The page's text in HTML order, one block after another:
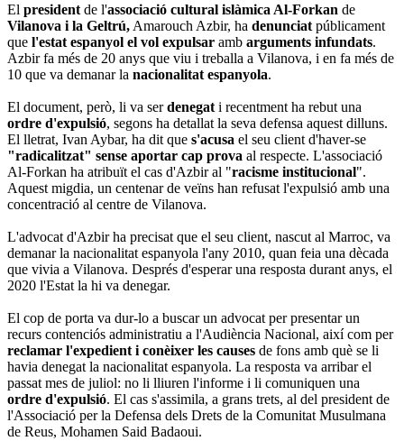
El president de l'associació cultural islàmica Al-Forkan de
Vilanova i la Geltrú, Amarouch Azbir, ha denunciat públicament
que l'estat espanyol el vol expulsar amb arguments infundats.
Azbir fa més de 20 anys que viu i treballa a Vilanova, i en fa més de
10 que va demanar la nacionalitat espanyola.
El document, però, li va serdenegat i recentment ha rebut una
ordre d'expulsió, segons ha detallat la seva defensa aquest dilluns.
El lletrat, Ivan Aybar, ha dit que s'acusa el seu client d'haver-se
"radicalitzat" sense aportar cap prova al respecte. L'associació
Al-Forkan ha atribuït el cas d'Azbir al "racisme institucional".
Aquest migdia, un centenar de veïns han refusat l'expulsió amb una
concentració al centre de Vilanova.
L'advocat d'Azbir ha precisat que el seu client, nascut al Marroc, va
demanar la nacionalitat espanyola l'any 2010, quan feia una dècada
que vivia a Vilanova. Després d'esperar una resposta durant anys, el
2020 l'Estat la hi va denegar.
El cop de porta va dur-lo a buscar un advocat per presentar un
recurs contenciós administratiu a l'Audiència Nacional, així com per
reclamar l'expedient i conèixer les causes de fons amb què se li
havia denegat la nacionalitat espanyola. La resposta va arribar el
passat mes de juliol: no li lliuren l'informe i li comuniquen una
ordre d'expulsió. El cas s'assimila, a grans trets, al del president de
l'Associació per la Defensa dels Drets de la Comunitat Musulmana
de Reus, Mohamen Said Badaoui.